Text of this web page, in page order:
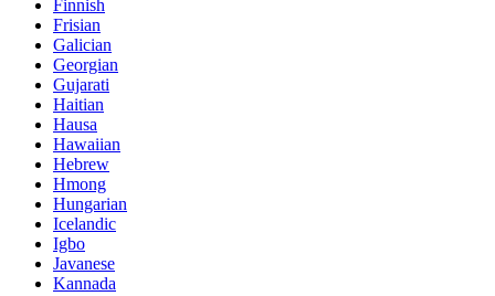
Finnish
Frisian
Galician
Georgian
Gujarati
Haitian
Hausa
Hawaiian
Hebrew
Hmong
Hungarian
Icelandic
Igbo
Javanese
Kannada